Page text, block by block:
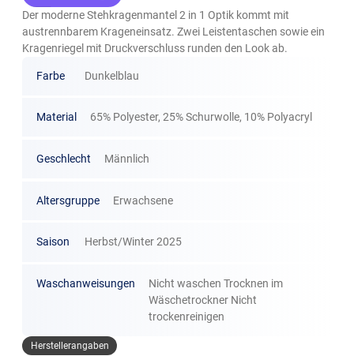
Der moderne Stehkragenmantel 2 in 1 Optik kommt mit
austrennbarem Krageneinsatz. Zwei Leistentaschen sowie ein
Kragenriegel mit Druckverschluss runden den Look ab.
Farbe Dunkelblau
Material 65% Polyester, 25% Schurwolle, 10% Polyacryl
Geschlecht Männlich
Altersgruppe Erwachsene
Saison Herbst/Winter 2025
Waschanweisungen
Nicht waschen Trocknen im
Wäschetrockner Nicht
trockenreinigen
Herstellerangaben